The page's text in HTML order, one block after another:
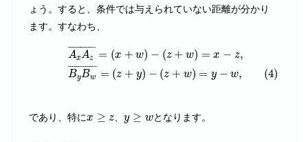
ょう。すると、条件では与えられていない距離が分かり
ます。すなわち、
¯¯¯¯¯¯¯¯¯¯¯¯¯
AxAz = (x + w) − (z + w) = x − z,
¯¯¯¯¯¯¯¯¯¯¯¯¯
ByBw = (z + y) − (z + w) = y − w, (4)
=(x+w)
であり、特にx ≥ z
x ≥z 、y ≥ w
y ≥w となります。